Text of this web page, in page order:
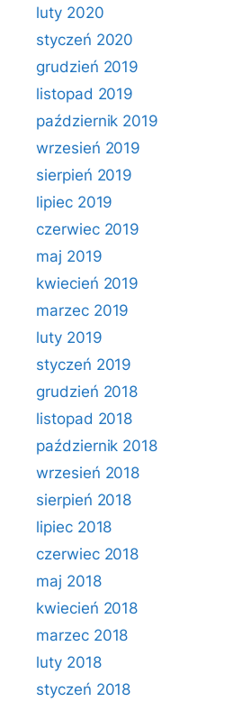
luty 2020
styczeń 2020
grudzień 2019
listopad 2019
październik 2019
wrzesień 2019
sierpień 2019
lipiec 2019
czerwiec 2019
maj 2019
kwiecień 2019
marzec 2019
luty 2019
styczeń 2019
grudzień 2018
listopad 2018
październik 2018
wrzesień 2018
sierpień 2018
lipiec 2018
czerwiec 2018
maj 2018
kwiecień 2018
marzec 2018
luty 2018
styczeń 2018